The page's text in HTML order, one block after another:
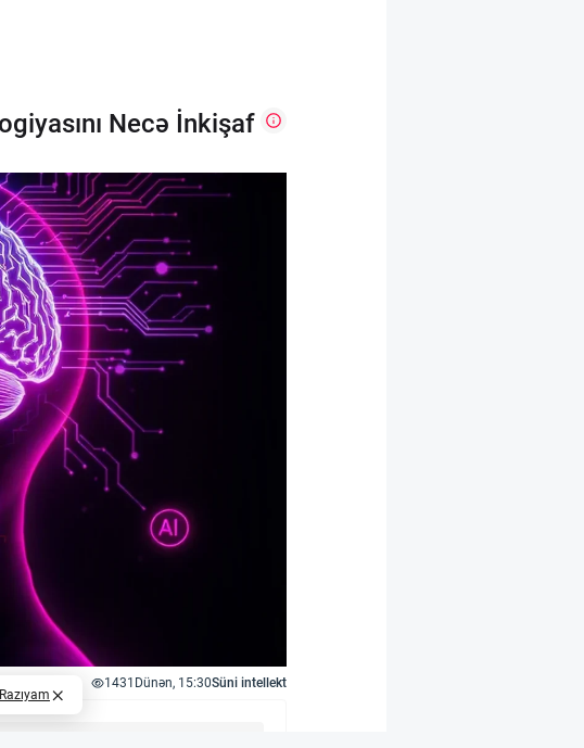
Necə İnkişaf
1431 Dünən, 15:30Süni intellekt
Razıyam